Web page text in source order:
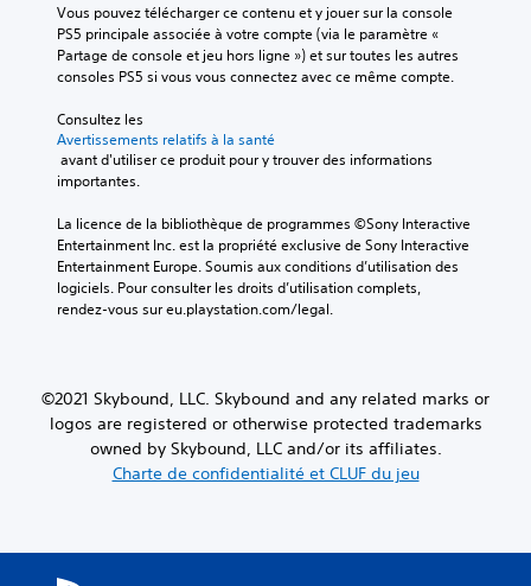
Vous pouvez télécharger ce contenu et y jouer sur la console
PS5 principale associée à votre compte (via le paramètre «
Partage de console et jeu hors ligne ») et sur toutes les autres
consoles PS5 si vous vous connectez avec ce même compte.
Consultez les
Avertissements relatifs à la santé
importantes.
La licence de la bibliothèque de programmes ©Sony Interactive
Entertainment Inc. est la propriété exclusive de Sony Interactive
Entertainment Europe. Soumis aux conditions d’utilisation des
logiciels. Pour consulter les droits d’utilisation complets,
rendez-vous sur eu.playstation.com/legal.
©2021 Skybound, LLC. Skybound and any related marks or
logos are registered or otherwise protected trademarks
owned by Skybound, LLC and/or its affiliates.
Charte de confidentialité et CLUF du jeu